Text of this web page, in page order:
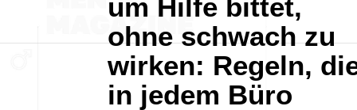
um Hilfe bittet,
ohne schwach zu
wirken: Regeln,
in jedem Büro